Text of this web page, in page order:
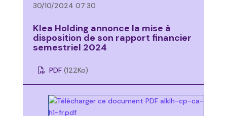
30/10/2024 07:30
Klea Holding annonce la mise à
disposition de son rapport financier
semestriel 2024
PDF (122Ko)